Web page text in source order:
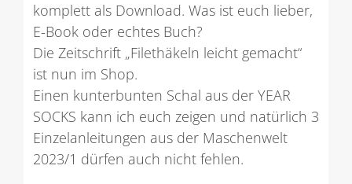
komplett als Download. Was ist euch lieber,
E-Book oder echtes Buch?
Die Zeitschrift „Filethäkeln leicht gemacht“
ist nun im Shop.
Einen kunterbunten Schal aus der YEAR
SOCKS kann ich euch zeigen und natürlich 3
Einzelanleitungen aus der Maschenwelt
2023/1 dürfen auch nicht fehlen.